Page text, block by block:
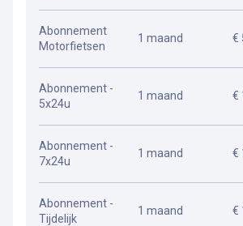
Abonnement
Motorfietsen
1 maand €
Abonnement -
5x24u
1 maand €
Abonnement -
7x24u
1 maand €
Abonnement -
Tijdelijk
1 maand €